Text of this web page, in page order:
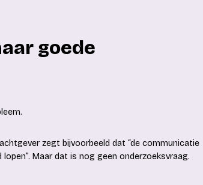
goede
zegt bijvoorbeeld dat “de communicatie
Maar dat is nog geen onderzoeksvraag.